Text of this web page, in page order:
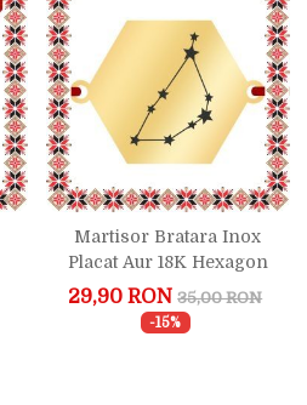
Martisor Bratara Inox
Placat Aur 18K Hexagon
Constelatie Zodia
Capricorn
29,90 RON 35,00 RON
-15%